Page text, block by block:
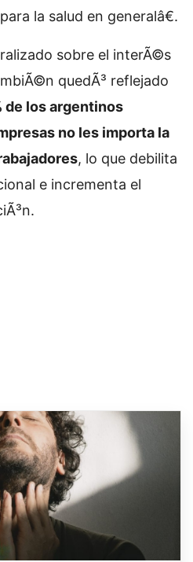
la salud en generalâ€.
sobre el interÃ©s
quedÃ³ reflejado
de los argentinos
no les importa la
, lo que debilita
e incrementa el